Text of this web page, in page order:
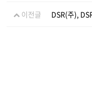
이전글 DSR(주),